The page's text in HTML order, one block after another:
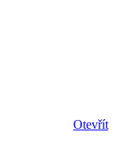
Otevřít